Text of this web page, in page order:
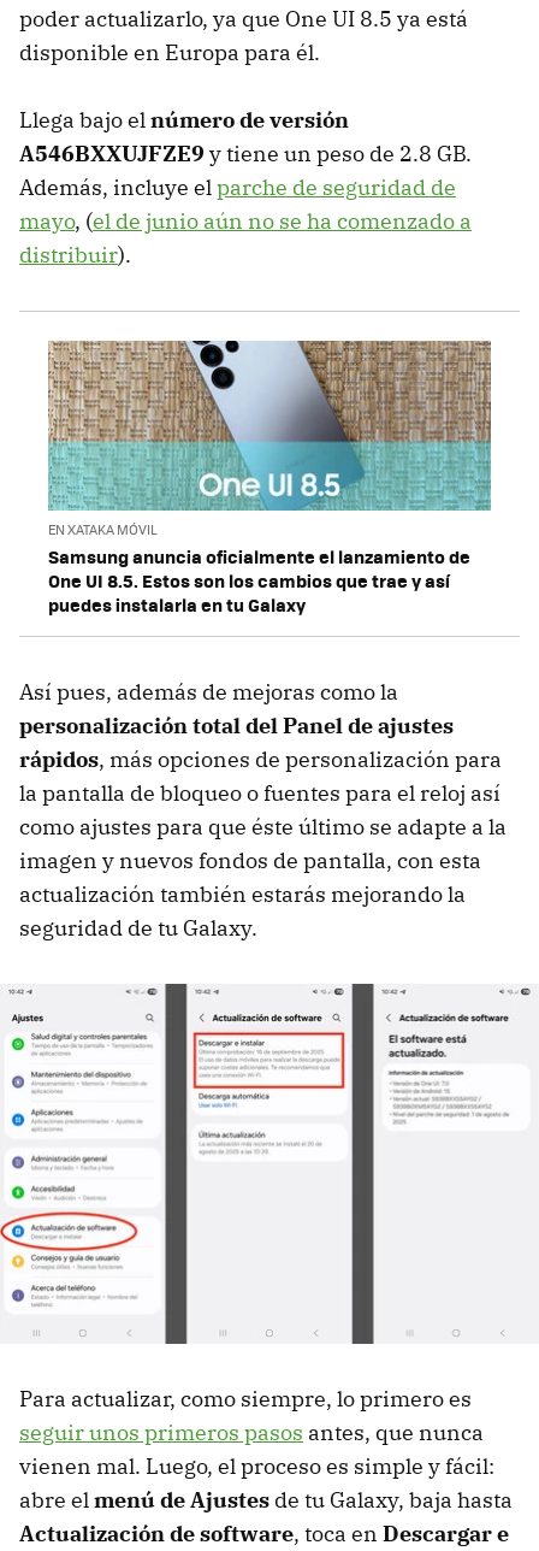
poder actualizarlo, ya que One UI 8.5 ya está
disponible en Europa para él.
Llega bajo elnúmero de versión
A546BXXUJFZE9 y tiene un peso de 2.8 GB.
Además, incluye elparche de seguridad de
mayo, (el de junio aún no se ha comenzado a
distribuir).
EN XATAKA MÓVIL
Samsung anuncia oficialmente el lanzamiento de
One UI 8.5. Estos son los cambios que trae y así
puedes instalarla en tu Galaxy
Así pues, además de mejoras como la
personalización total del Panel de ajustes
rápidos, más opciones de personalización para
la pantalla de bloqueo o fuentes para el reloj así
como ajustes para que éste último se adapte a la
imagen y nuevos fondos de pantalla, con esta
actualización también estarás mejorando la
seguridad de tu Galaxy.
Para actualizar, como siempre, lo primero es
seguir unos primeros pasos antes, que nunca
vienen mal. Luego, el proceso es simple y fácil:
abre el menú de Ajustes de tu Galaxy, baja hasta
Actualización de software, toca en Descargar e